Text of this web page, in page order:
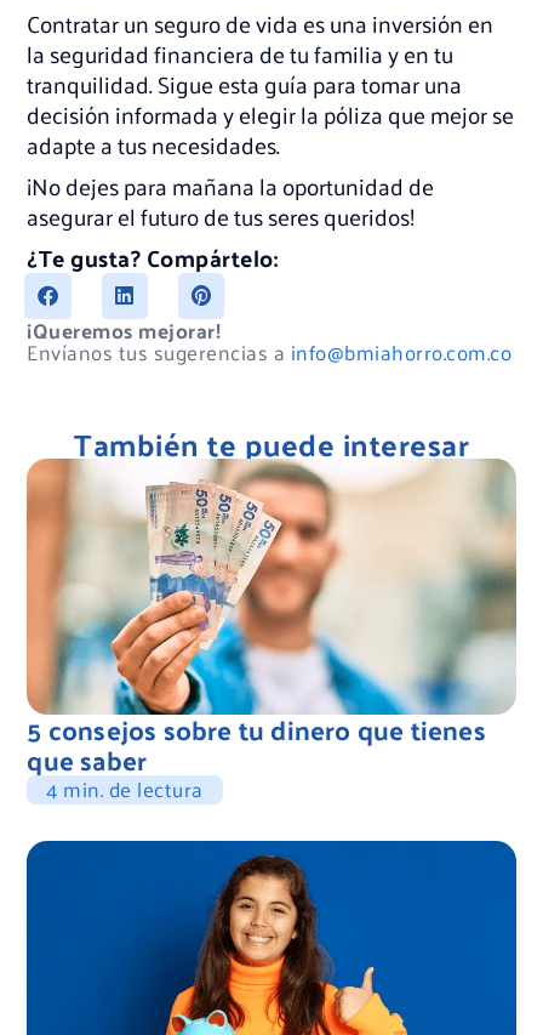
¿Te gusta? Compártelo:
¡Queremos mejorar!
Envíanos tus sugerencias a info@bmiahorro.com.co
Contratar un seguro de vida es una inversión en
la seguridad financiera de tu familia y en tu
tranquilidad. Sigue esta guía para tomar una
decisión informada y elegir la póliza que mejor se
adapte a tus necesidades.
¡No dejes para mañana la oportunidad de
asegurar el futuro de tus seres queridos!
También te puede interesar
5 consejos sobre tu dinero que tienes
que saber
4 min. de lectura